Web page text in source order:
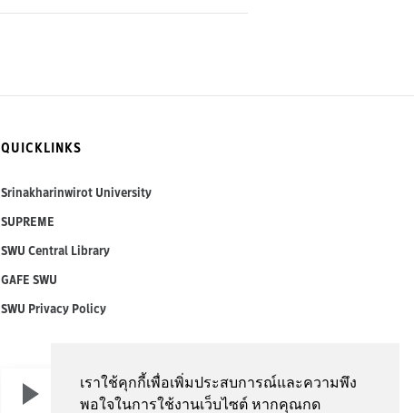
เราใช้คุกกี้เพื่อเพิ่มประสบการณ์และความพึง
พอใจในการใช้งานเว็บไซต์ หากคุณกด
QUICKLINKS
Srinakharinwirot University
SUPREME
SWU Central Library
GAFE SWU
SWU Privacy Policy
0:00 0:00